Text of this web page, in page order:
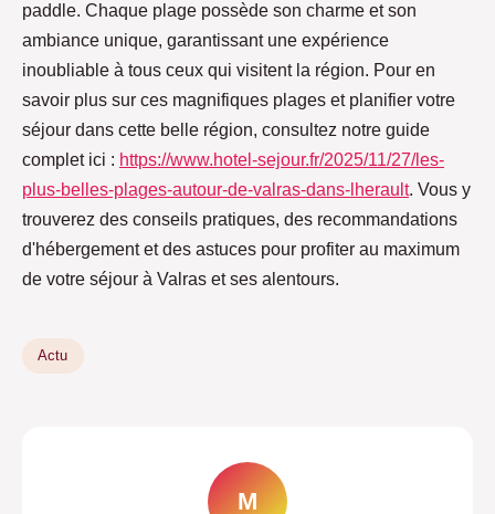
paddle. Chaque plage possède son charme et son
ambiance unique, garantissant une expérience
inoubliable à tous ceux qui visitent la région. Pour en
savoir plus sur ces magnifiques plages et planifier votre
séjour dans cette belle région, consultez notre guide
complet ici : https://www.hotel-sejour.fr/2025/11/27/les-
plus-belles-plages-autour-de-valras-dans-lherault. Vous y
trouverez des conseils pratiques, des recommandations
d'hébergement et des astuces pour profiter au maximum
de votre séjour à Valras et ses alentours.
Actu
M